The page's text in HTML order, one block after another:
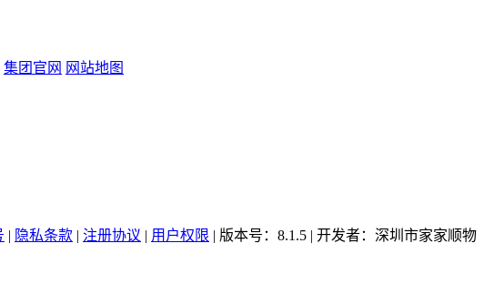
集团官网 网站地图
| 隐私条款 | 注册协议 | 用户权限 | 版本号：8.1.5 | 开发者：深圳市家家顺物